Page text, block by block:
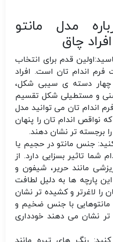
مدل مانتو
چاق
اولین قدم برای انتخاب
فرم اندام تان است. افراد
چهار دسته ی سیبی شکل،
و مستطیلی شکل تقسیم
اندام تان می توانید مدل
نواقص اندام تان را پنهان
برجسته تر نشان دهند.
جنس مانتو در حجیم یا
شما تاثیر بسزایی دارد. از
مانند حریر، شیفون و
پارچه ها به دلیل لطافت
را لاغرتر و کشیده تر نشان
با جنس ضخیم و
نشان می دهند خودداری